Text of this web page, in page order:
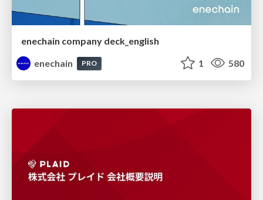
enechain company deck_english
enechain
PRO 1 580